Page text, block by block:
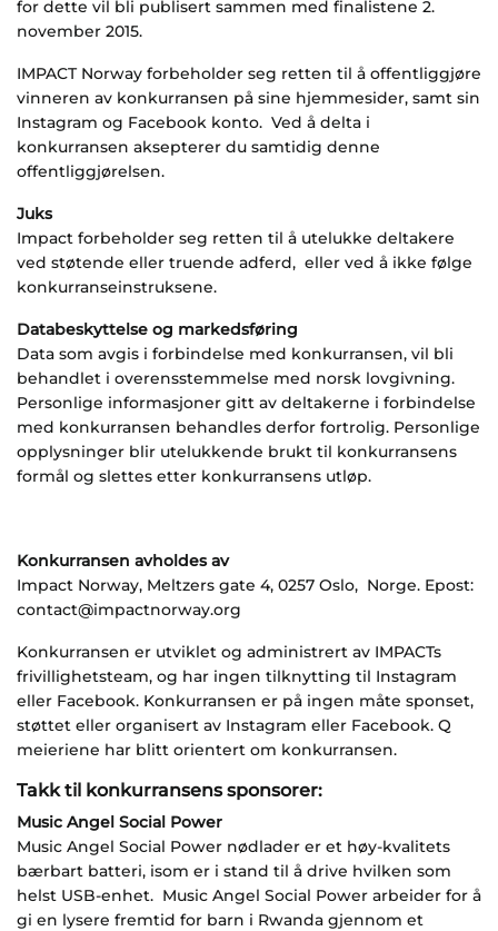
for dette vil bli publisert sammen med finalistene 2.
november 2015.
IMPACT Norway forbeholder seg retten til å offentliggjøre
vinneren av konkurransen på sine hjemmesider, samt sin
Instagram og Facebook konto. Ved å delta i
konkurransen aksepterer du samtidig denne
offentliggjørelsen.
Juks
Impact forbeholder seg retten til å utelukke deltakere
ved støtende eller truende adferd, eller ved å ikke følge
konkurranseinstruksene.
Databeskyttelse og markedsføring
Data som avgis i forbindelse med konkurransen, vil bli
behandlet i overensstemmelse med norsk lovgivning.
Personlige informasjoner gitt av deltakerne i forbindelse
med konkurransen behandles derfor fortrolig. Personlige
opplysninger blir utelukkende brukt til konkurransens
formål og slettes etter konkurransens utløp.
Konkurransen avholdes av
Impact Norway, Meltzers gate 4, 0257 Oslo, Norge. Epost:
contact@impactnorway.org
Konkurransen er utviklet og administrert av IMPACTs
frivillighetsteam, og har ingen tilknytting til Instagram
eller Facebook. Konkurransen er på ingen måte sponset,
støttet eller organisert av Instagram eller Facebook. Q
meieriene har blitt orientert om konkurransen.
Takk til konkurransens sponsorer:
Music Angel Social Power
Music Angel Social Power nødlader er et høy-kvalitets
bærbart batteri, isom er i stand til å drive hvilken som
helst USB-enhet. Music Angel Social Power arbeider for å
gi en lysere fremtid for barn i Rwanda gjennom et